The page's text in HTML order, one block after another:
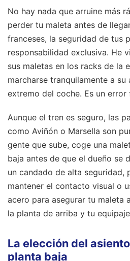
No hay nada que arruine más
perder tu maleta antes de
franceses, la seguridad de tus
responsabilidad exclusiva. He
sus maletas en los racks de la
marcharse tranquilamente a
extremo del coche. Es un error
Aunque el tren es seguro, las
como Aviñón o Marsella son
gente que sube, coge una
baja antes de que el dueño se
un candado de alta seguridad,
mantener el contacto visual o
acero para asegurar tu maleta
la planta de arriba y tu
La elección del
planta baja